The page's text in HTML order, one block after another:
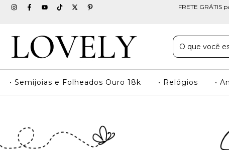
FRETE GRÁTIS
• Semijoias e Folheados Ouro 18k • Relógios •